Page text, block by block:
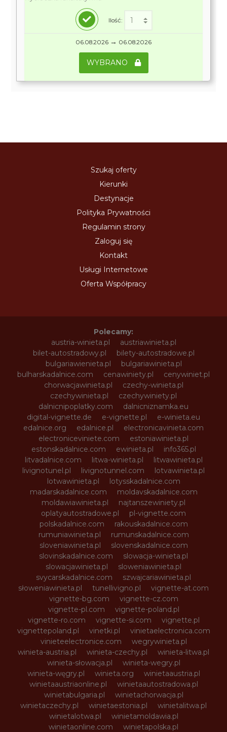
Ilość:
06.08.2026 → 06.08.2026
WYBRANO
Szukaj oferty
Kierunki
Destynacje
Polityka Prywatności
Regulamin strony
Zaloguj się
Kontakt
Usługi Internetowe
Oferta Współpracy
Polecamy:
austria-winieta.pl
austriawinieta.pl
bilet-autostradowy.pl
bilety-autostradowe.pl
bulgariawienieta.pl
bulgariawinieta.pl
bulharskadalnice.com
cenawiniety.pl
cenywiniet.pl
chorwacjawinieta.pl
czechy-winieta.pl
czechywinieta.pl
czechywiniety.pl
dalnicnipoplatky.com
dalnicniznamka.eu
digital-vignette.de
e-vignette.pl
e-winieta.eu
edalnice.org
edalnice.pl
electronicavinieta.com
electroniceviniete.com
estoniawinieta.pl
estonskadalnice.com
ewinieta.pl
info365.pl
litvadalnice.com
litwa-winieta.pl
litwawinieta.pl
livignotunel.pl
livignotunnel.com
lotvawinieta.pl
lotwawinieta.pl
lotysskadalnice.com
madarskadalnice.com
moldavskadalnice.com
moldawiawinieta.pl
najtanszewiniety.pl
oplatyautostradowe.pl
pl-vignette.com
polskadalnice.com
rakouskadalnice.com
rumuniawinieta.pl
rumunskadalnice.com
sloveniawinieta.pl
slovenskadalnice.com
slovinskadalnice.com
slowacja-winieta.pl
slowacjawinieta.pl
sloweniawinieta.pl
svycarskadalnice.com
szwajcariawinieta.pl
słoweniawinieta.pl
tunellivigno.pl
vignette-at.com
vignette-bg.com
vignette-cz.com
vignette-pl.com
vignette-poland.pl
vignette-ro.com
vignette-si.com
vignette.pl
vignettepoland.pl
vinetki.pl
vinietaelectronica.com
vinieteelectronice.com
wegrywinieta.pl
winieta-austria.pl
winieta-czechy.pl
winieta-litwa.pl
winieta-słowacja.pl
winieta-wegry.pl
winieta-węgry.pl
winieta.org
winietaaustria.pl
winietaaustriaonline.pl
winietaautostradowa.pl
winietabulgaria.pl
winietachorwacja.pl
winietaczechy.pl
winietaestonia.pl
winietalitwa.pl
winietalotwa.pl
winietamoldawia.pl
winietaonline.com
winietapolska.pl